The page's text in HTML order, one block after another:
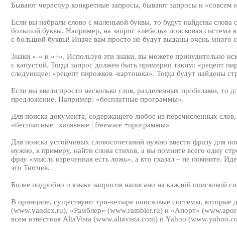
Бывают чересчур конкретные запросы, бывают запросы и «совсем
Если вы набрали слово с маленькой буквы, то будут найдены
большой буквы. Например, на запрос «лебедь» поисковая
с большой буквы! Иначе вам просто не будут выданы очень много
Знаки «-» и «+». Используя эти знаки, вы можете принудительно
с капустой. Тогда запрос должен быть примерно таким: «рецепт
следующее: «рецепт пирожков -картошка». Тогда будут найдены
Если вы ввели просто несколько слов, разделенных пробелами, то
предложение. Например: «бесплатные программы».
Для поиска документа, содержащего любое из перечисленных
«бесплатные | халявные | freeware +программы»
Для поиска устойчивых словосочетаний нужно ввести фразу для
нужно, к примеру, найти слова стихов, а вы помните всего одну
фрау «мысль изреченная есть ложь», а кто сказал – не помните.
это Тютчев.
Более подробно о языке запросов написано на каждой
В принципе, существуют три-четыре поисковые системы,
(www.yandex.ru), «Рамблер» (www.rambler.ru) и «Апорт»
всем известная AltaVista (www.altavista.com) и Yahoo